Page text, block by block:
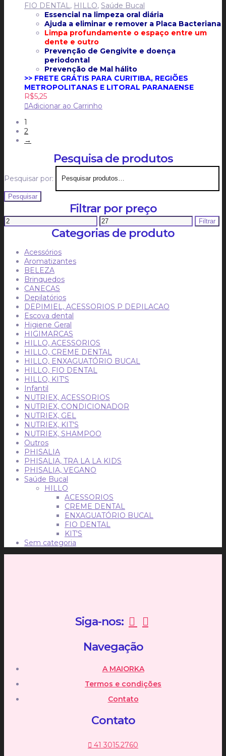
FIO DENTAL, HILLO, Saúde Bucal
Essencial na limpeza oral diária
Ajuda a eliminar e remover a Placa Bacteriana
Limpa profundamente o espaço entre um
dente e outro
Prevenção de Gengivite e doença
periodontal
Prevenção de Mal hálito
>> FRETE GRÁTIS PARA CURITIBA, REGIÕES
METROPOLITANAS E LITORAL PARANAENSE
R$5,25
Adicionar ao Carrinho
1
2
→
Pesquisa de produtos
Pesquisar por:
Pesquisar
Filtrar por preço
Filtrar
Categorias de produto
Acessórios
Aromatizantes
BELEZA
Brinquedos
CANECAS
Depilatórios
DEPIMIEL, ACESSORIOS P DEPILACAO
Escova dental
Higiene Geral
HIGIMARCAS
HILLO, ACESSORIOS
HILLO, CREME DENTAL
HILLO, ENXAGUATÓRIO BUCAL
HILLO, FIO DENTAL
HILLO, KIT'S
Infantil
NUTRIEX, ACESSORIOS
NUTRIEX, CONDICIONADOR
NUTRIEX, GEL
NUTRIEX, KIT'S
NUTRIEX, SHAMPOO
Outros
PHISALIA
PHISALIA, TRA LA LA KIDS
PHISALIA, VEGANO
Saúde Bucal
HILLO
ACESSORIOS
CREME DENTAL
ENXAGUATÓRIO BUCAL
FIO DENTAL
KIT'S
Sem categoria
Siga-nos:
Navegação
A MAIORKA
Termos e condições
Contato
Contato
41 3015.2760